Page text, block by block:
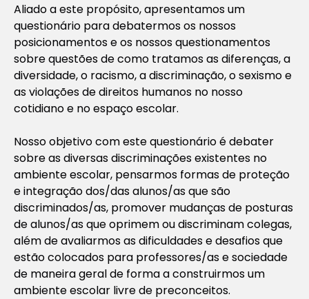
Aliado a este propósito, apresentamos um
questionário para debatermos os nossos
posicionamentos e os nossos questionamentos
sobre questões de como tratamos as diferenças, a
diversidade, o racismo, a discriminação, o sexismo e
as violações de direitos humanos no nosso
cotidiano e no espaço escolar.
Nosso objetivo com este questionário é debater
sobre as diversas discriminações existentes no
ambiente escolar, pensarmos formas de proteção
e integração dos/das alunos/as que são
discriminados/as, promover mudanças de posturas
de alunos/as que oprimem ou discriminam colegas,
além de avaliarmos as dificuldades e desafios que
estão colocados para professores/as e sociedade
de maneira geral de forma a construirmos um
ambiente escolar livre de preconceitos.